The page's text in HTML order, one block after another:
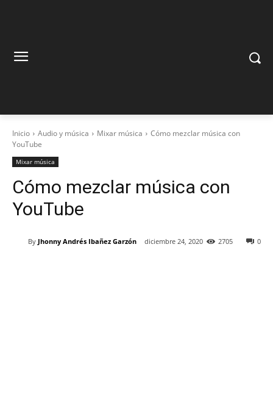
Inicio Audio y música Mixar música
Cómo mezclar música con
YouTube
Mixar música
Cómo mezclar música con
YouTube
By Jhonny Andrés Ibañez Garzón diciembre 24, 2020 0
2705